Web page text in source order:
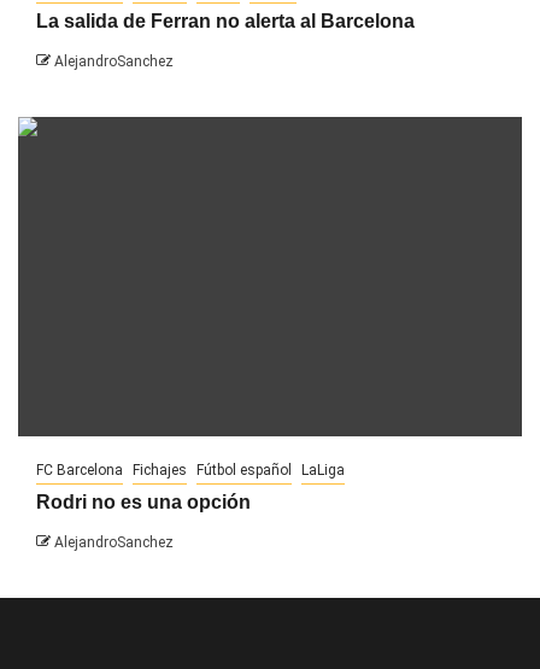
La salida de Ferran no alerta al Barcelona
AlejandroSanchez
FC Barcelona Fichajes Fútbol español LaLiga
Rodri no es una opción
AlejandroSanchez